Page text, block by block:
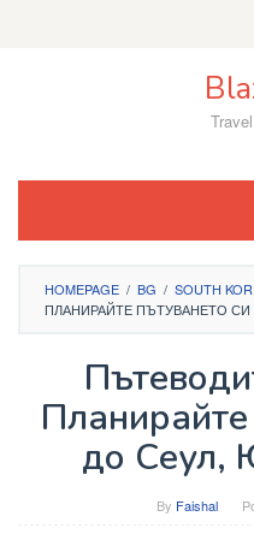
HOMEPAGE / BG / SOUTH
ПЛАНИРАЙТЕ ПЪТУВАНЕТО
до Сеул,
By Faishal